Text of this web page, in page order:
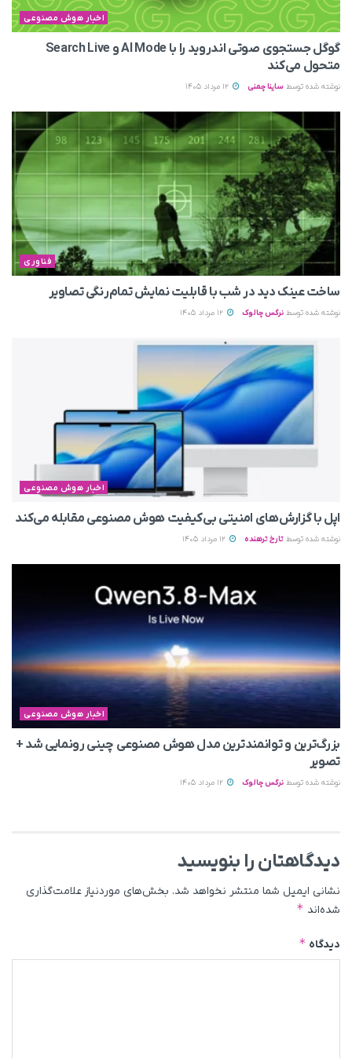
اخبار هوش مصنوعی
گوگل جستجوی صوتی اندروید را با AI Mode و Search Live
متحول می‌کند
نوشته شده توسط ساینا چمنی
فناوری
ساخت عینک دید در شب با قابلیت نمایش تمام‌رنگی تصاویر
نوشته شده توسط نرگس چالوک
اخبار هوش مصنوعی
اپل با گزارش‌های امنیتی بی‌کیفیت هوش مصنوعی مقابله می‌کند
نوشته شده توسط تارخ ترهنده
اخبار هوش مصنوعی
بزرگ‌ترین و توانمندترین مدل هوش مصنوعی چینی رونمایی شد +
تصویر
نوشته شده توسط نرگس چالوک
دیدگاهتان را بنویسید
نشانی ایمیل شما منتشر نخواهد شد. بخش‌های موردنیاز علامت‌گذاری
شده‌اند *
دیدگاه *